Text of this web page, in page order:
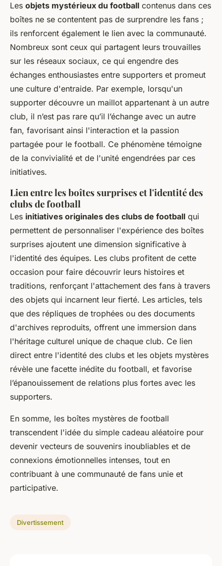
Les objets mystérieux du football contenus dans ces
boîtes ne se contentent pas de surprendre les fans ;
ils renforcent également le lien avec la communauté.
Nombreux sont ceux qui partagent leurs trouvailles
sur les réseaux sociaux, ce qui engendre des
échanges enthousiastes entre supporters et promeut
une culture d'entraide. Par exemple, lorsqu'un
supporter découvre un maillot appartenant à un autre
club, il n’est pas rare qu’il l’échange avec un autre
fan, favorisant ainsi l'interaction et la passion
partagée pour le football. Ce phénomène témoigne
de la convivialité et de l'unité engendrées par ces
initiatives.
Lien entre les boîtes surprises et l'identité des
clubs de football
Les initiatives originales des clubs de football qui
permettent de personnaliser l'expérience des boîtes
surprises ajoutent une dimension significative à
l'identité des équipes. Les clubs profitent de cette
occasion pour faire découvrir leurs histoires et
traditions, renforçant l'attachement des fans à travers
des objets qui incarnent leur fierté. Les articles, tels
que des répliques de trophées ou des documents
d'archives reproduits, offrent une immersion dans
l'héritage culturel unique de chaque club. Ce lien
direct entre l'identité des clubs et les objets mystères
révèle une facette inédite du football, et favorise
l’épanouissement de relations plus fortes avec les
supporters.
En somme, les boîtes mystères de football
transcendent l'idée du simple cadeau aléatoire pour
devenir vecteurs de souvenirs inoubliables et de
connexions émotionnelles intenses, tout en
contribuant à une communauté de fans unie et
participative.
Divertissement